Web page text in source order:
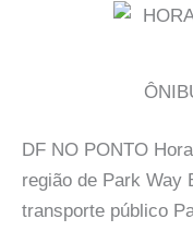
DF NO PONTO
região de Park Way
transporte público